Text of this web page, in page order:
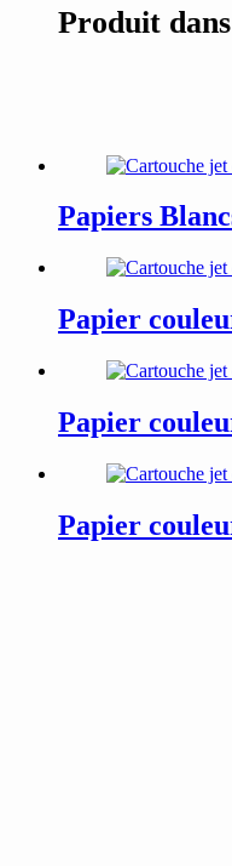
Produit
Papiers
Papier
Papier
Papier